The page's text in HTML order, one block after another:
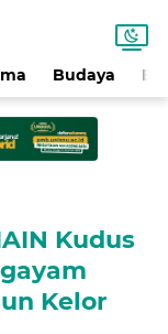
Budaya
Kudus
Kelor